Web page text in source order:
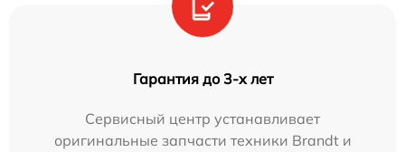
Гарантия до 3-х лет
Сервисный центр устанавливает
оригинальные запчасти техники Brandt и